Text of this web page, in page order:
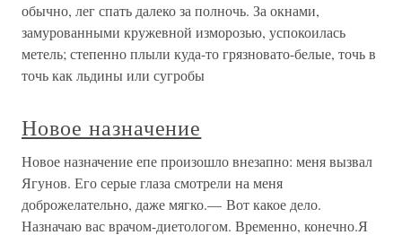
обычно, лег спать далеко за полночь. За окнами,
замурованными кружевной изморозью, успокоилась
метель; степенно плыли куда-то грязновато-белые, точь в
точь как льдины или сугробы
Новое назначение
Новое назначение епе произошло внезапно: меня вызвал
Ягунов. Его серые глаза смотрели на меня
доброжелательно, даже мягко.— Вот какое дело.
Назначаю вас врачом-диетологом. Временно, конечно.Я